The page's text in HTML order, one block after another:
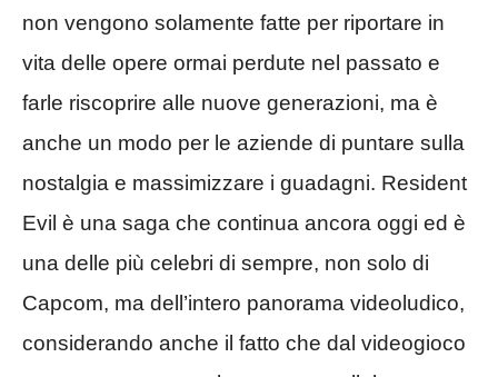
non vengono solamente fatte per riportare in
vita delle opere ormai perdute nel passato e
farle riscoprire alle nuove generazioni, ma è
anche un modo per le aziende di puntare sulla
nostalgia e massimizzare i guadagni. Resident
Evil è una saga che continua ancora oggi ed è
una delle più celebri di sempre, non solo di
Capcom, ma dell’intero panorama videoludico,
considerando anche il fatto che dal videogioco